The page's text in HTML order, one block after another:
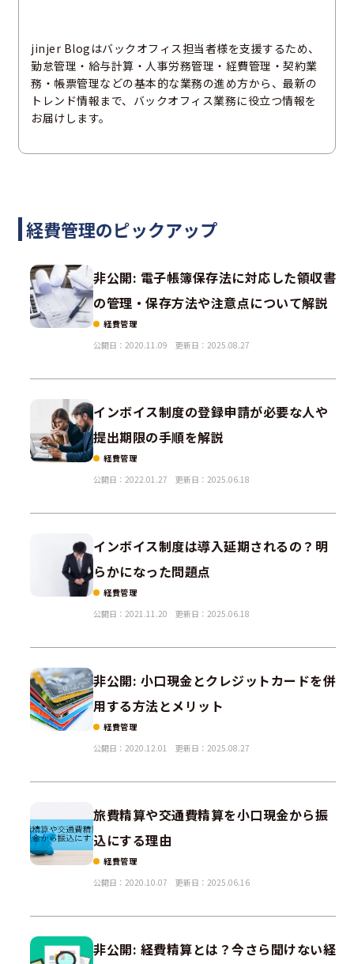
jinjer Blogはバックオフィス担当者様を支援するため、
勤怠管理・給与計算・人事労務管理・経費管理・契約業
務・帳票管理などの基本的な業務の進め方から、最新の
トレンド情報まで、バックオフィス業務に役立つ情報を
お届けします。
経費管理のピックアップ
非公開: 電子帳簿保存法に対応した領収書
の管理・保存方法や注意点について解説
経費管理
公開日：2020.11.09
更新日：2025.08.27
インボイス制度の登録申請が必要な人や
提出期限の手順を解説
経費管理
公開日：2022.01.27
更新日：2025.06.18
インボイス制度は導入延期されるの？明
らかになった問題点
経費管理
公開日：2021.11.20
更新日：2025.06.18
非公開: 小口現金とクレジットカードを併
用する方法とメリット
経費管理
公開日：2020.12.01
更新日：2025.08.27
旅費精算や交通費精算を小口現金から振
込にする理由
経費管理
公開日：2020.10.07
更新日：2025.06.16
非公開: 経費精算とは？今さら聞けない経